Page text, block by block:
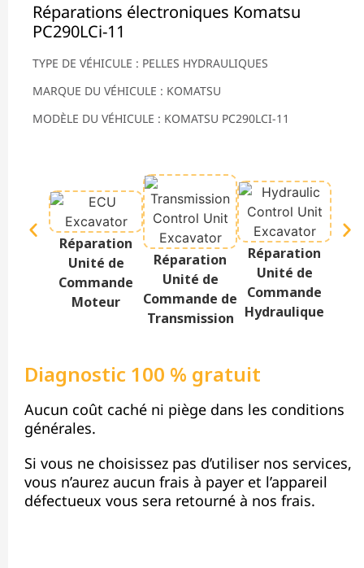
Réparations électroniques Komatsu
PC290LCi-11
TYPE DE VÉHICULE : PELLES HYDRAULIQUES
MARQUE DU VÉHICULE : KOMATSU
MODÈLE DU VÉHICULE : KOMATSU PC290LCI-11
Réparation
Unité de
Commande
Moteur
Réparation
Unité de
Commande de
Transmission
Réparation
Unité de
Commande
Hydraulique
Diagnostic 100 % gratuit
Aucun coût caché ni piège dans les conditions
générales.
Si vous ne choisissez pas d’utiliser nos services,
vous n’aurez aucun frais à payer et l’appareil
défectueux vous sera retourné à nos frais.